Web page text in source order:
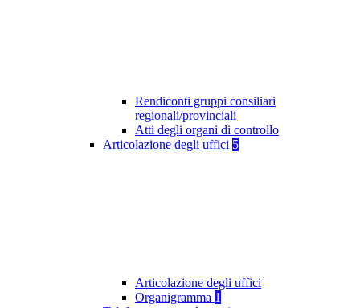
Rendiconti gruppi consiliari
regionali/provinciali
Atti degli organi di controllo
Articolazione degli uffici 5
Articolazione degli uffici
Organigramma 1